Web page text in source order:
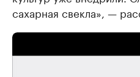
сахарная свекла», —